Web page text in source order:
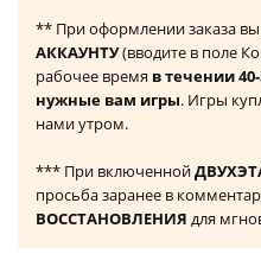
** При оформлении заказа вы
АККАУНТУ(вводите в поле
рабочее время в течении
нужные вам игры. Игры
нами утром.
*** При включенной
просьба заранее в
ВОССТАНОВЛЕНИЯ для